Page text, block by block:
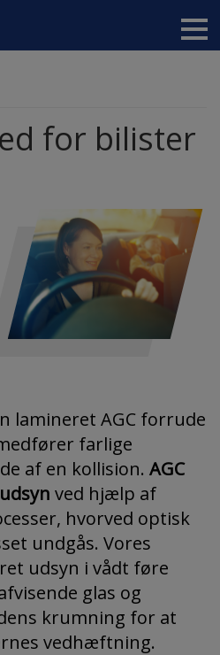
for bilister
lamineret AGC forrude
farlige
af en kollision. AGC
ved hjælp af
hvorved optisk
undgås. Vores
udsyn i vådt føre
glas og
krumning for at
vedhæftning.